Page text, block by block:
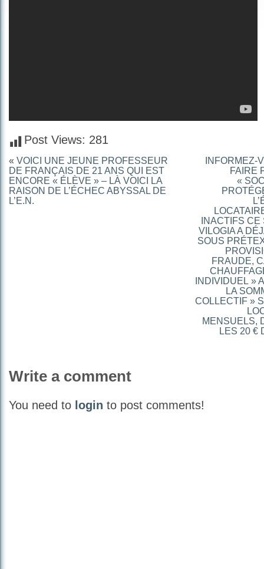
Post Views: 281
« VOICI UNE JEUNE PROFESSEUR
DE FRANÇAIS DE 21 ANS QUI EST
ENCORE « ÉLÈVE » – LÀ VOICI LA
RAISON DE L’ÉCHEC ABYSSAL DE
L’E.N.
INFORMEZ-
FAIRE
«
INACTIFS CE
VILOGIA A
SOUS
FRAUDE,
INDIVIDUEL »
LA
COLLECTIF »
MENSUELS,
LES 20 €
Write a comment
You need to login to post comments!